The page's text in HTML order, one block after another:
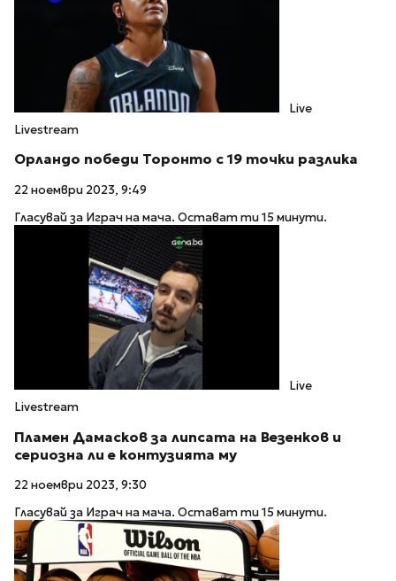
Live
Livestream
Орландо победи Торонто с 19 точки разлика
22 ноември 2023, 9:49
Гласувай за Играч на мача. Остават ти 15 минути.
Live
Livestream
Пламен Дамасков за липсата на Везенков и
сериозна ли е контузията му
22 ноември 2023, 9:30
Гласувай за Играч на мача. Остават ти 15 минути.